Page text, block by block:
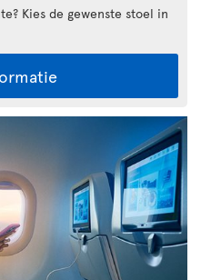
Kies de gewenste stoel in